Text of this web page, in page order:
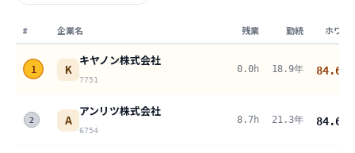
# 企業名 残業 勤続 ホワイ
1 K
キヤノン株式会社
7751
0.0h 18.9年 84.6
2 A
アンリツ株式会社
6754
8.7h 21.3年 84.6